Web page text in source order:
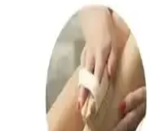
Arasındaki Bağlı
Kafein, kozmetikte cilt ve saç
etkileriyle öne çıkar,
güzellik rutinlerinin
Kafeinin Güzellik ve
Etkileri ve Kullanım